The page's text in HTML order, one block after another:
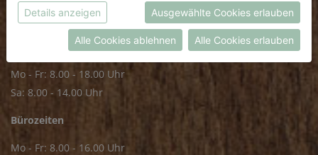
FRISCHMARKT
Öffnungszeiten
Mo - Fr: 8.00 - 18.00 Uhr
Sa: 8.00 - 14.00 Uhr
Bürozeiten
Mo - Fr: 8.00 - 16.00 Uhr
Weitere Informationen findest du in unserer
Datenschutzerklärung
bzw. imImpressum
Details anzeigen Ausgewählte Cookies erlauben
Alle Cookies ablehnen Alle Cookies erlauben